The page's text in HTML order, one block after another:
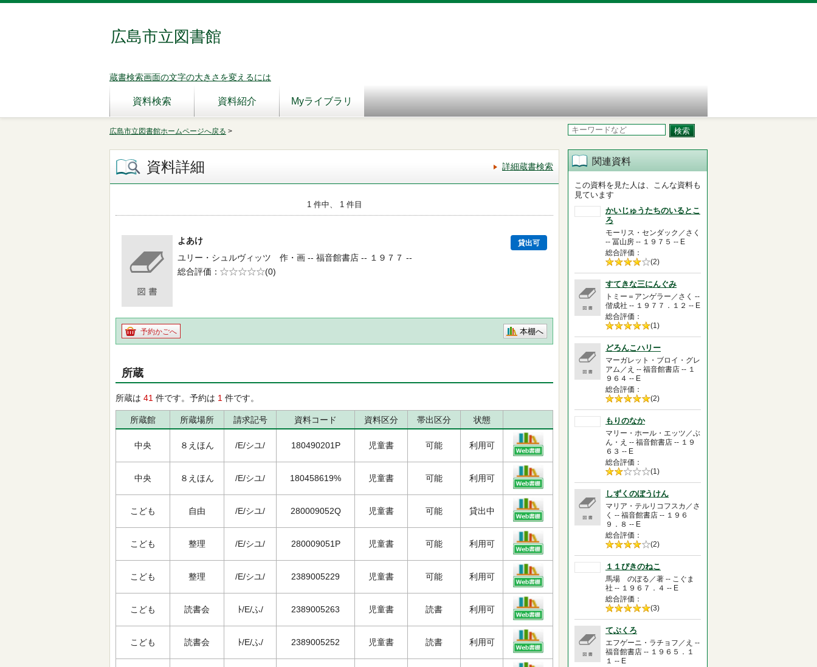
広島市立図書館
蔵書検索画面の文字の大きさを変えるには
資料検索 資料紹介 Myライブラリ
広島市立図書館ホームページへ戻る >
資料詳細 詳細蔵書検索
1 件中、 1 件目
よあけ 貸出可
ユリー・シュルヴィッツ 作・画 -- 福音館書店 -- １９７７ --
総合評価
5段階評価
(0)
予約かごへ 本棚へ
所蔵
所蔵は 41 件です。予約は 1 件です。
所蔵館 所蔵場所 請求記号 資料コード 資料区分 帯出区分 状態
中央 ８えほん /E/シユ/ 180490201P 児童書 可能 利用可
中央 ８えほん /E/シユ/ 180458619% 児童書 可能 利用可
こども 自由 /E/シユ/ 280009052Q 児童書 可能 貸出中
こども 整理 /E/シユ/ 280009051P 児童書 可能 利用可
こども 整理 /E/シユ/ 2389005229 児童書 可能 利用可
こども 読書会 ﾄ/E/ふ/ 2389005263 児童書 読書 利用可
こども 読書会 ﾄ/E/ふ/ 2389005252 児童書 読書 利用可
関連資料
この資料を見た人は、こんな資料も
見ています
かいじゅうたちのいるとこ
ろ
モーリス・センダック／さく
-- 冨山房 -- １９７５ -- E
総合評価
5段階評価の
4.0
(2)
すてきな三にんぐみ
トミー＝アンゲラー／さく --
偕成社 -- １９７７．１２ -- E
総合評価
5段階評価の
5.0
(1)
どろんこハリー
マーガレット・ブロイ・グレ
アム／え -- 福音館書店 -- １
９６４ -- E
総合評価
5段階評価の
5.0
(2)
もりのなか
マリー・ホール・エッツ／ぶ
ん・え -- 福音館書店 -- １９
６３ -- E
総合評価
5段階評価の
2.0
(1)
しずくのぼうけん
マリア・テルリコフスカ／さ
く -- 福音館書店 -- １９６
９．８ -- E
総合評価
5段階評価の
4.0
(2)
１１ぴきのねこ
馬場 のぼる／著 -- こぐま
社 -- １９６７．４ -- E
総合評価
5段階評価の
5.0
(3)
てぶくろ
エフゲーニ・ラチョフ／え --
福音館書店 -- １９６５．１
１ -- E